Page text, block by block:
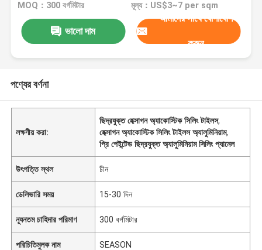
MOQ：300 বর্গমিটার মূল্য：US$3~7 per sqm
ভালো দাম
আমাদের সাথে যোগাযোগ
করুন
পণ্যের বর্ণনা
লক্ষণীয় করা:
ছিদ্রযুক্ত হেক্সাগন অ্যাকোস্টিক সিলিং টাইলস,
হেক্সাগন অ্যাকোস্টিক সিলিং টাইলস অ্যালুমিনিয়াম,
প্রি পেইন্টেড ছিদ্রযুক্ত অ্যালুমিনিয়াম সিলিং প্যানেল
উৎপত্তি স্থল চীন
ডেলিভারি সময় 15-30 দিন
ন্যূনতম চাহিদার পরিমাণ 300 বর্গমিটার
পরিচিতিমুলক নাম SEASON